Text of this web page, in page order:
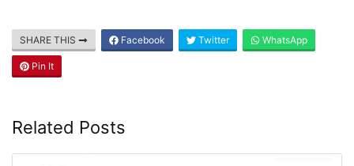
SHARE THIS Facebook Twitter WhatsApp
Pin It
Related Posts